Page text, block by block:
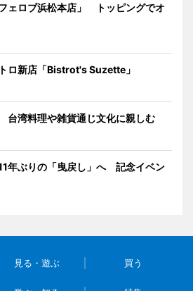
ェロブ浜松本店」 トッピングでオ
ロ新店「Bistrot's Suzette」
湾料理や雑貨通じ文化に親しむ
年ぶりの「曳戻し」へ 記念イベン
見る・遊ぶ 買う